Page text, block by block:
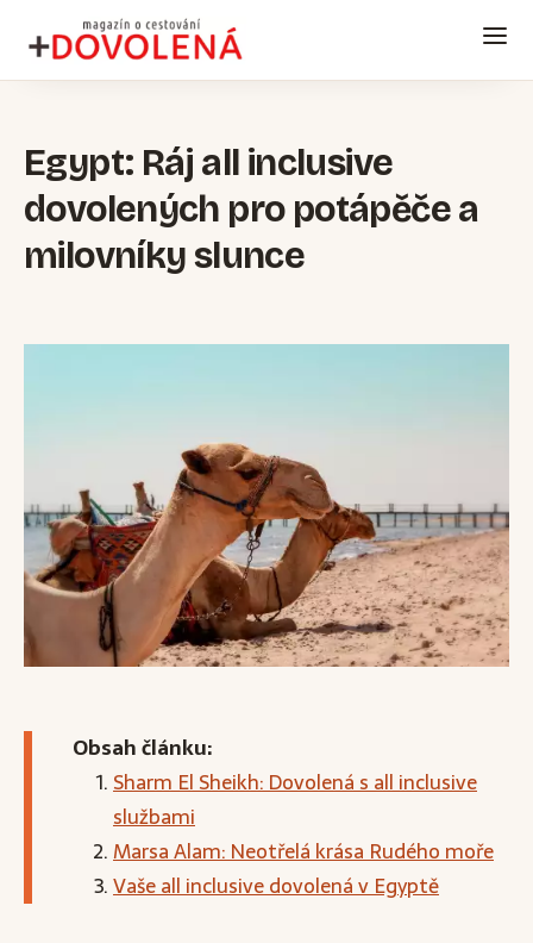
Egypt: Ráj all inclusive
dovolených pro potápěče a
milovníky slunce
Obsah článku:
Sharm El Sheikh: Dovolená s all inclusive
službami
Marsa Alam: Neotřelá krása Rudého moře
Vaše all inclusive dovolená v Egyptě